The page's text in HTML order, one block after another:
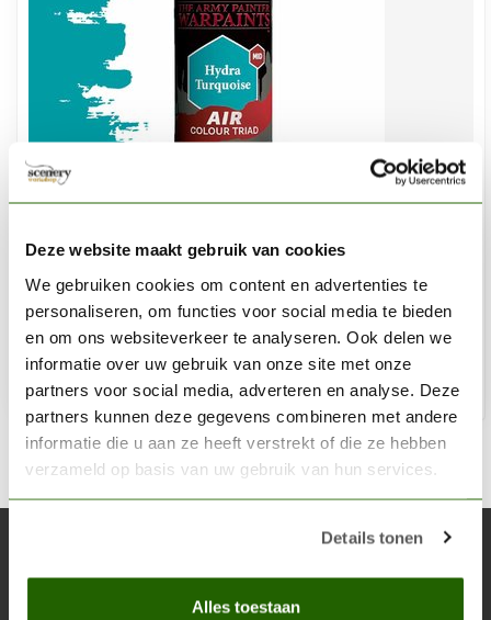
Deze website maakt gebruik van cookies
We gebruiken cookies om content en advertenties te
personaliseren, om functies voor social media te bieden
en om ons websiteverkeer te analyseren. Ook delen we
informatie over uw gebruik van onze site met onze
partners voor social media, adverteren en analyse. Deze
partners kunnen deze gegevens combineren met andere
informatie die u aan ze heeft verstrekt of die ze hebben
verzameld op basis van uw gebruik van hun services.
Details tonen
Alles toestaan
Hydra Turquoise - Warpaints Air - 18ml - AW1141
€3,23 €2,74
Op voorraad
Blijf op de hoogte over onze laatste acties